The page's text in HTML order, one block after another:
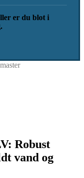
er du blot i
Robust
vand og